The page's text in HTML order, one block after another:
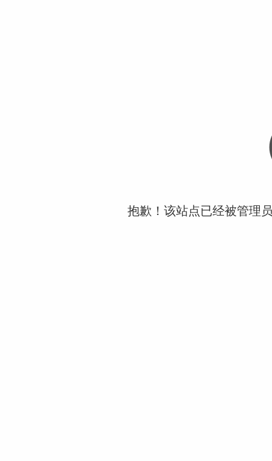
抱歉！该站点已经被管理